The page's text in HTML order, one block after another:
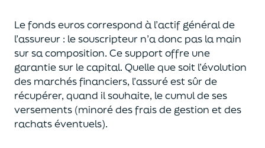
Le fonds euros correspond à l’actif général de
l’assureur : le souscripteur n’a donc pas la main
sur sa composition. Ce support offre une
garantie sur le capital. Quelle que soit l’évolution
des marchés financiers, l’assuré est sûr de
récupérer, quand il souhaite, le cumul de ses
versements (minoré des frais de gestion et des
rachats éventuels).